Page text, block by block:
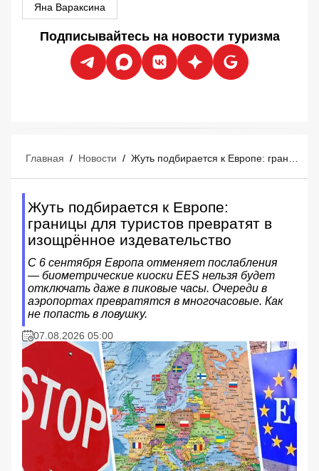
Яна Вараксина
Подписывайтесь на новости туризма
Главная / Новости /
Жуть подбирается к Европе:
границы для туристов превратят в
изощрённое издевательство
С 6 сентября Европа отменяет послабления
— биометрические киоски EES нельзя будет
отключать даже в пиковые часы. Очереди в
аэропортах превратятся в многочасовые. Как
не попасть в ловушку.
07.08.2026 05:00